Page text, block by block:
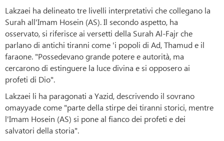
Lakzaei ha delineato tre livelli interpretativi che collegano la
Surah all'Imam Hosein (AS). Il secondo aspetto, ha
osservato, si riferisce ai versetti della Surah Al-Fajr che
parlano di antichi tiranni come 'i popoli di Ad, Thamud e il
faraone. "Possedevano grande potere e autorità, ma
cercarono di estinguere la luce divina e si opposero ai
profeti di Dio".
Lakzaei li ha paragonati a Yazid, descrivendo il sovrano
omayyade come "parte della stirpe dei tiranni storici, mentre
l'Imam Hosein (AS) si pone al fianco dei profeti e dei
salvatori della storia".